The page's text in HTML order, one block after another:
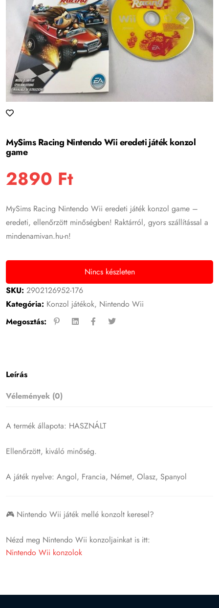
MySims Racing Nintendo Wii eredeti játék konzol
game
2890 Ft
MySims Racing Nintendo Wii eredeti játék konzol game –
eredeti, ellenőrzött minőségben! Raktárról, gyors szállítással a
mindenamivan.hu-n!
Nincs készleten
SKU:2902126952-176
Kategória: Konzol játékok, Nintendo Wii
Megosztás:
Leírás
Vélemények (0)
A termék állapota: HASZNÁLT
Ellenőrzött, kiváló minőség.
A játék nyelve: Angol, Francia, Német, Olasz, Spanyol
🎮 Nintendo Wii játék mellé konzolt keresel?
Nézd meg Nintendo Wii konzoljainkat is itt:
Nintendo Wii konzolok